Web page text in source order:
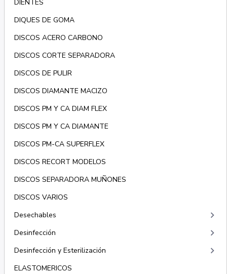
DIENTES
DIQUES DE GOMA
DISCOS ACERO CARBONO
DISCOS CORTE SEPARADORA
DISCOS DE PULIR
DISCOS DIAMANTE MACIZO
DISCOS PM Y CA DIAM FLEX
DISCOS PM Y CA DIAMANTE
DISCOS PM-CA SUPERFLEX
DISCOS RECORT MODELOS
DISCOS SEPARADORA MUÑONES
DISCOS VARIOS
Desechables
keyboard_arrow_right
Desinfección keyboard_arrow_right
Desinfección y Esterilización keyboard_arrow_right
ELASTOMERICOS